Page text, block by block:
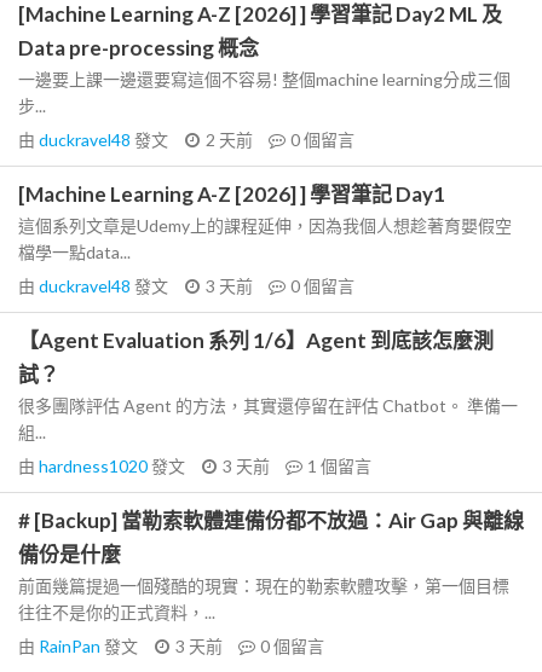
[Machine Learning A-Z [2026] ] 學習筆記 Day2 ML 及
Data pre-processing 概念
一邊要上課一邊還要寫這個不容易! 整個machine learning分成三個
步...
由 duckravel48 發文 2 天前 0個留言
[Machine Learning A-Z [2026] ] 學習筆記 Day1
這個系列文章是Udemy上的課程延伸，因為我個人想趁著育嬰假空
檔學一點data...
由 duckravel48 發文 3 天前 0個留言
【Agent Evaluation 系列 1/6】Agent 到底該怎麼測
試？
很多團隊評估 Agent 的方法，其實還停留在評估 Chatbot。 準備一
組...
由 hardness1020發文 3 天前 1 個留言
# [Backup] 當勒索軟體連備份都不放過：Air Gap 與離線
備份是什麼
前面幾篇提過一個殘酷的現實：現在的勒索軟體攻擊，第一個目標
往往不是你的正式資料，...
由 RainPan 發文 3 天前 0個留言